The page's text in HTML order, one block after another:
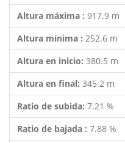
Altura máxima : 917.9 m
Altura mínima : 252.6 m
Altura en inicio: 380.5 m
Altura en final: 345.2 m
Ratio de subida: 7.21 %
Ratio de bajada : 7.88 %